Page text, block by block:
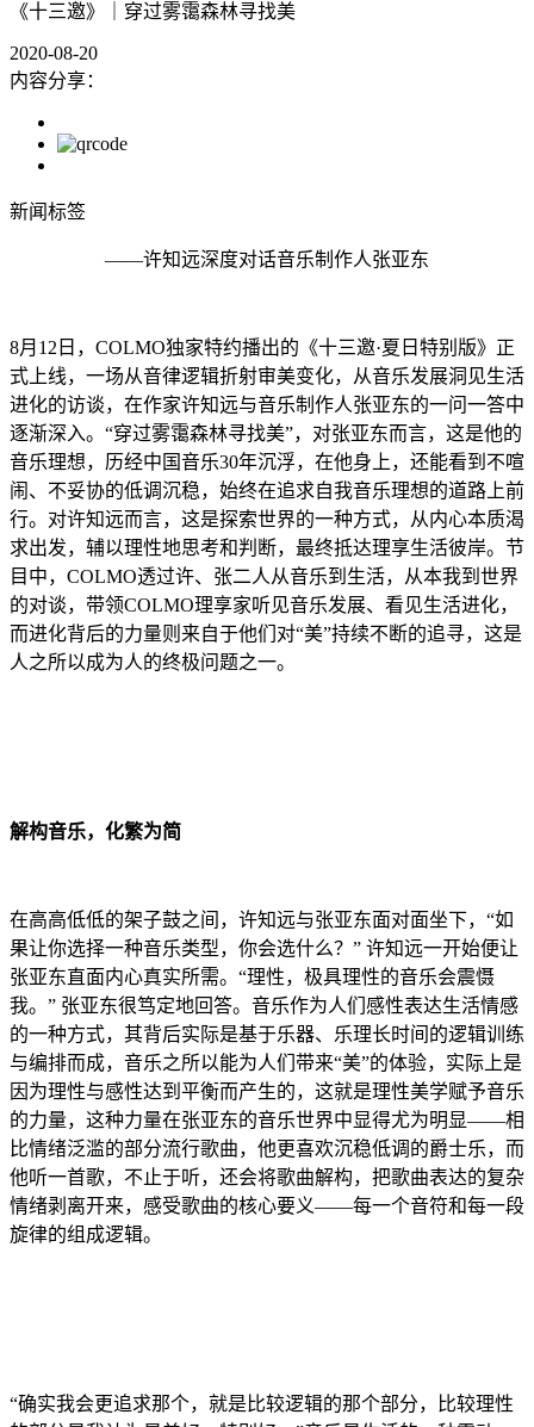
《十三邀》｜穿过雾霭森林寻找美
2020-08-20
内容分享：
新闻标签
——许知远深度对话音乐制作人张亚东
8月12日，COLMO独家特约播出的《十三邀·夏日特别版》正
式上线，一场从音律逻辑折射审美变化，从音乐发展洞见生活
进化的访谈，在作家许知远与音乐制作人张亚东的一问一答中
逐渐深入。“穿过雾霭森林寻找美”，对张亚东而言，这是他的
音乐理想，历经中国音乐30年沉浮，在他身上，还能看到不喧
闹、不妥协的低调沉稳，始终在追求自我音乐理想的道路上前
行。对许知远而言，这是探索世界的一种方式，从内心本质渴
求出发，辅以理性地思考和判断，最终抵达理享生活彼岸。节
目中，COLMO透过许、张二人从音乐到生活，从本我到世界
的对谈，带领COLMO理享家听见音乐发展、看见生活进化，
而进化背后的力量则来自于他们对“美”持续不断的追寻，这是
人之所以成为人的终极问题之一。
解构音乐，化繁为简
在高高低低的架子鼓之间，许知远与张亚东面对面坐下，“如
果让你选择一种音乐类型，你会选什么？” 许知远一开始便让
张亚东直面内心真实所需。“理性，极具理性的音乐会震慑
我。” 张亚东很笃定地回答。音乐作为人们感性表达生活情感
的一种方式，其背后实际是基于乐器、乐理长时间的逻辑训练
与编排而成，音乐之所以能为人们带来“美”的体验，实际上是
因为理性与感性达到平衡而产生的，这就是理性美学赋予音乐
的力量，这种力量在张亚东的音乐世界中显得尤为明显——相
比情绪泛滥的部分流行歌曲，他更喜欢沉稳低调的爵士乐，而
他听一首歌，不止于听，还会将歌曲解构，把歌曲表达的复杂
情绪剥离开来，感受歌曲的核心要义——每一个音符和每一段
旋律的组成逻辑。
“确实我会更追求那个，就是比较逻辑的那个部分，比较理性